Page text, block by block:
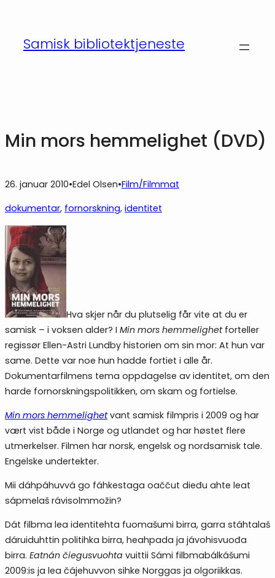
innholdSamisk bibliotektjeneste
Min mors hemmelighet (DVD)
26. januar 2010•Edel Olsen•Film/Filmmat
dokumentar, fornorskning, identitet
Hva skjer når du plutselig får vite at du er
samisk – i voksen alder? I Min mors hemmelighetforteller
regissør Ellen-Astri Lundby historien om sin mor: At hun var
same. Dette var noe hun hadde fortiet i alle år.
Dokumentarfilmens tema oppdagelse av identitet, om den
harde fornorskningspolitikken, om skam og fortielse.
Min mors hemmelighetvant samisk filmpris i 2009 og har
vært vist både i Norge og utlandet og har høstet flere
utmerkelser. Filmen har norsk, engelsk og nordsamisk tale.
Engelske undertekter.
Mii dáhpáhuvvá go fáhkestaga oaččut dieđu ahte leat
sápmelaš rávisolmmožin?
Dát filbma lea identitehta fuomašumi birra, garra stáhtalaš
dáruiduhttin politihka birra, heahpada ja jávohisvuođa
birra. Eatnán čiegusvuohta vuittii Sámi filbmabálkášumi
2009:is ja lea čájehuvvon sihke Norggas ja olgoriikkas.